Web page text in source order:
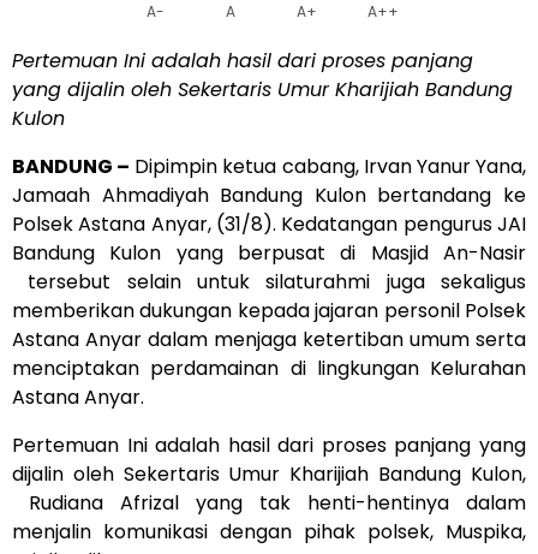
A- A A+ A++
Pertemuan Ini adalah hasil dari proses panjang
yang dijalin oleh Sekertaris Umur Kharijiah Bandung
Kulon
BANDUNG – Dipimpin ketua cabang, Irvan Yanur Yana,
Jamaah Ahmadiyah Bandung Kulon bertandang ke
Polsek Astana Anyar, (31/8). Kedatangan pengurus JAI
Bandung Kulon yang berpusat di Masjid An-Nasir
tersebut selain untuk silaturahmi juga sekaligus
memberikan dukungan kepada jajaran personil Polsek
Astana Anyar dalam menjaga ketertiban umum serta
menciptakan perdamainan di lingkungan Kelurahan
Astana Anyar.
Pertemuan Ini adalah hasil dari proses panjang yang
dijalin oleh Sekertaris Umur Kharijiah Bandung Kulon,
Rudiana Afrizal yang tak henti-hentinya dalam
menjalin komunikasi dengan pihak polsek, Muspika,